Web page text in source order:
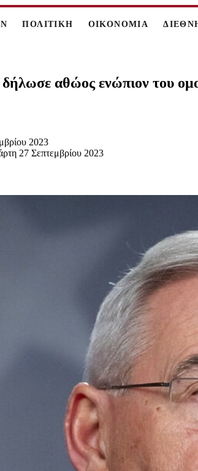
ΠΟΛΙΤΙΚΗ ΟΙΚΟΝΟΜΙΑ
αθώος ενώπιον του
2023
27 Σεπτεμβρίου 2023